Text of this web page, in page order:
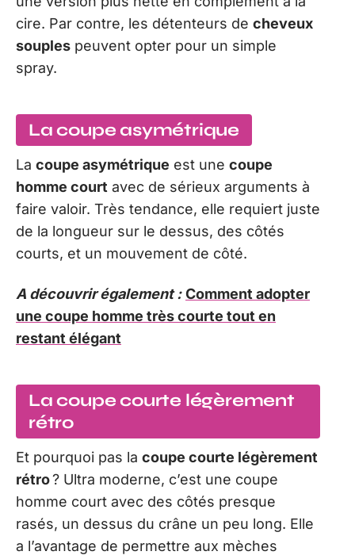
cire. Par contre, les détenteurs de cheveux
souples peuvent opter pour un simple
spray.
La coupe asymétrique
La coupe asymétrique est une coupe
homme court avec de sérieux arguments à
faire valoir. Très tendance, elle requiert juste
de la longueur sur le dessus, des côtés
courts, et un mouvement de côté.
A découvrir également : Comment adopter
une coupe homme très courte tout en
restant élégant
La coupe courte légèrement
rétro
Et pourquoi pas la coupe courte légèrement
rétro? Ultra moderne, c’est une coupe
homme court avec des côtés presque
rasés, un dessus du crâne un peu long. Elle
a l’avantage de permettre aux mèches